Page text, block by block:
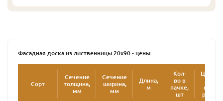
Фасадная доска из лиственницы 20х90 - цены
Сорт
Сечение
толщина,
мм
Сечение
ширина,
мм
Длина,
м
Кол-
во в
пачке,
шт
Цена
м
руб.